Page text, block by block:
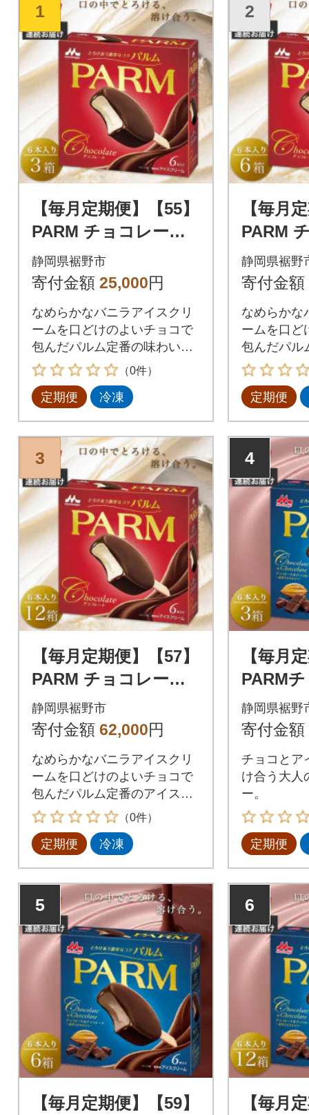
1
【毎月定期便】【55】
PARM チョコレート
(マルチ) 6本入×3箱全
2回
静岡県裾野市
寄付金額 25,000円
なめらかなバニラアイスクリ
ームを口どけのよいチョコで
包んだパルム定番の味わいで
す。
（0件）
定期便 冷凍
2
【毎月
PARM
(マルチ)
2回
静岡県裾野
寄付金額
なめらかな
ームを口ど
包んだパル
リーム。
定期便
3
【毎月定期便】【57】
PARM チョコレート
(マルチ) 6本入×12箱
全2回
静岡県裾野市
寄付金額 62,000円
なめらかなバニラアイスクリ
ームを口どけのよいチョコで
包んだパルム定番のアイスク
リーム。
（0件）
定期便 冷凍
4
【毎月
PARM
チョコ
箱全2回
静岡県裾野
寄付金額
チョコとア
け合う大人
ー。
定期便
5
【毎月定期便】【59】
6
【毎月